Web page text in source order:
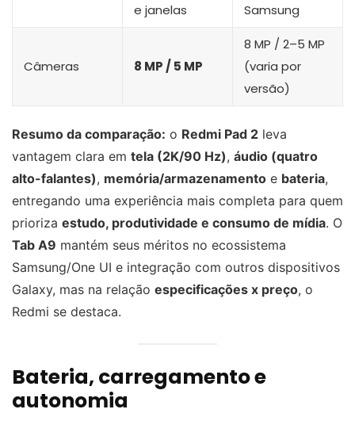
e janelas
Samsung
Câmeras 8 MP / 5 MP
8 MP / 2–5 MP
(varia por
versão)
Resumo da comparação: o Redmi Pad 2 leva
vantagem clara em tela (2K/90 Hz), áudio (quatro
alto-falantes), memória/armazenamento e bateria,
entregando uma experiência mais completa para quem
prioriza estudo, produtividade e consumo de mídia. O
Tab A9 mantém seus méritos no ecossistema
Samsung/One UI e integração com outros dispositivos
Galaxy, mas na relação especificações x preço, o
Redmi se destaca.
Bateria, carregamento e
autonomia